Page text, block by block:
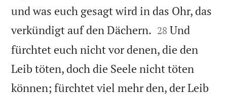
und was euch gesagt wird in das Ohr, das
verkündigt auf den Dächern. 

28 Und
fürchtet euch nicht vor denen, die den
Leib töten, doch die Seele nicht töten
können; fürchtet viel mehr den, der Leib